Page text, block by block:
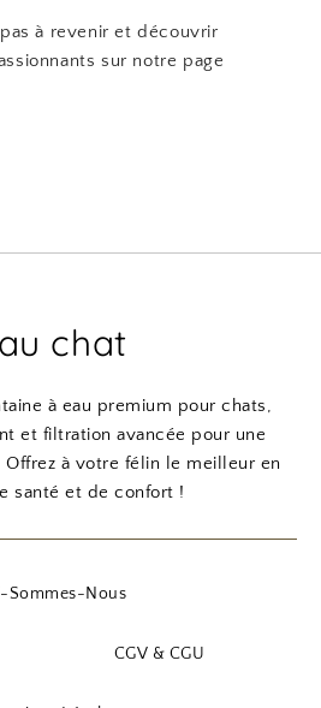
pas à revenir et découvrir
sur notre page
chat
à eau premium pour chats,
et filtration avancée pour une
à votre félin le meilleur en
santé et de confort !
Sommes-Nous
CGV & CGU